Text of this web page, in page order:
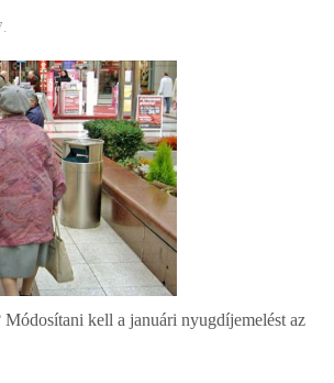
Módosítani kell a januári nyugdíjemelést az